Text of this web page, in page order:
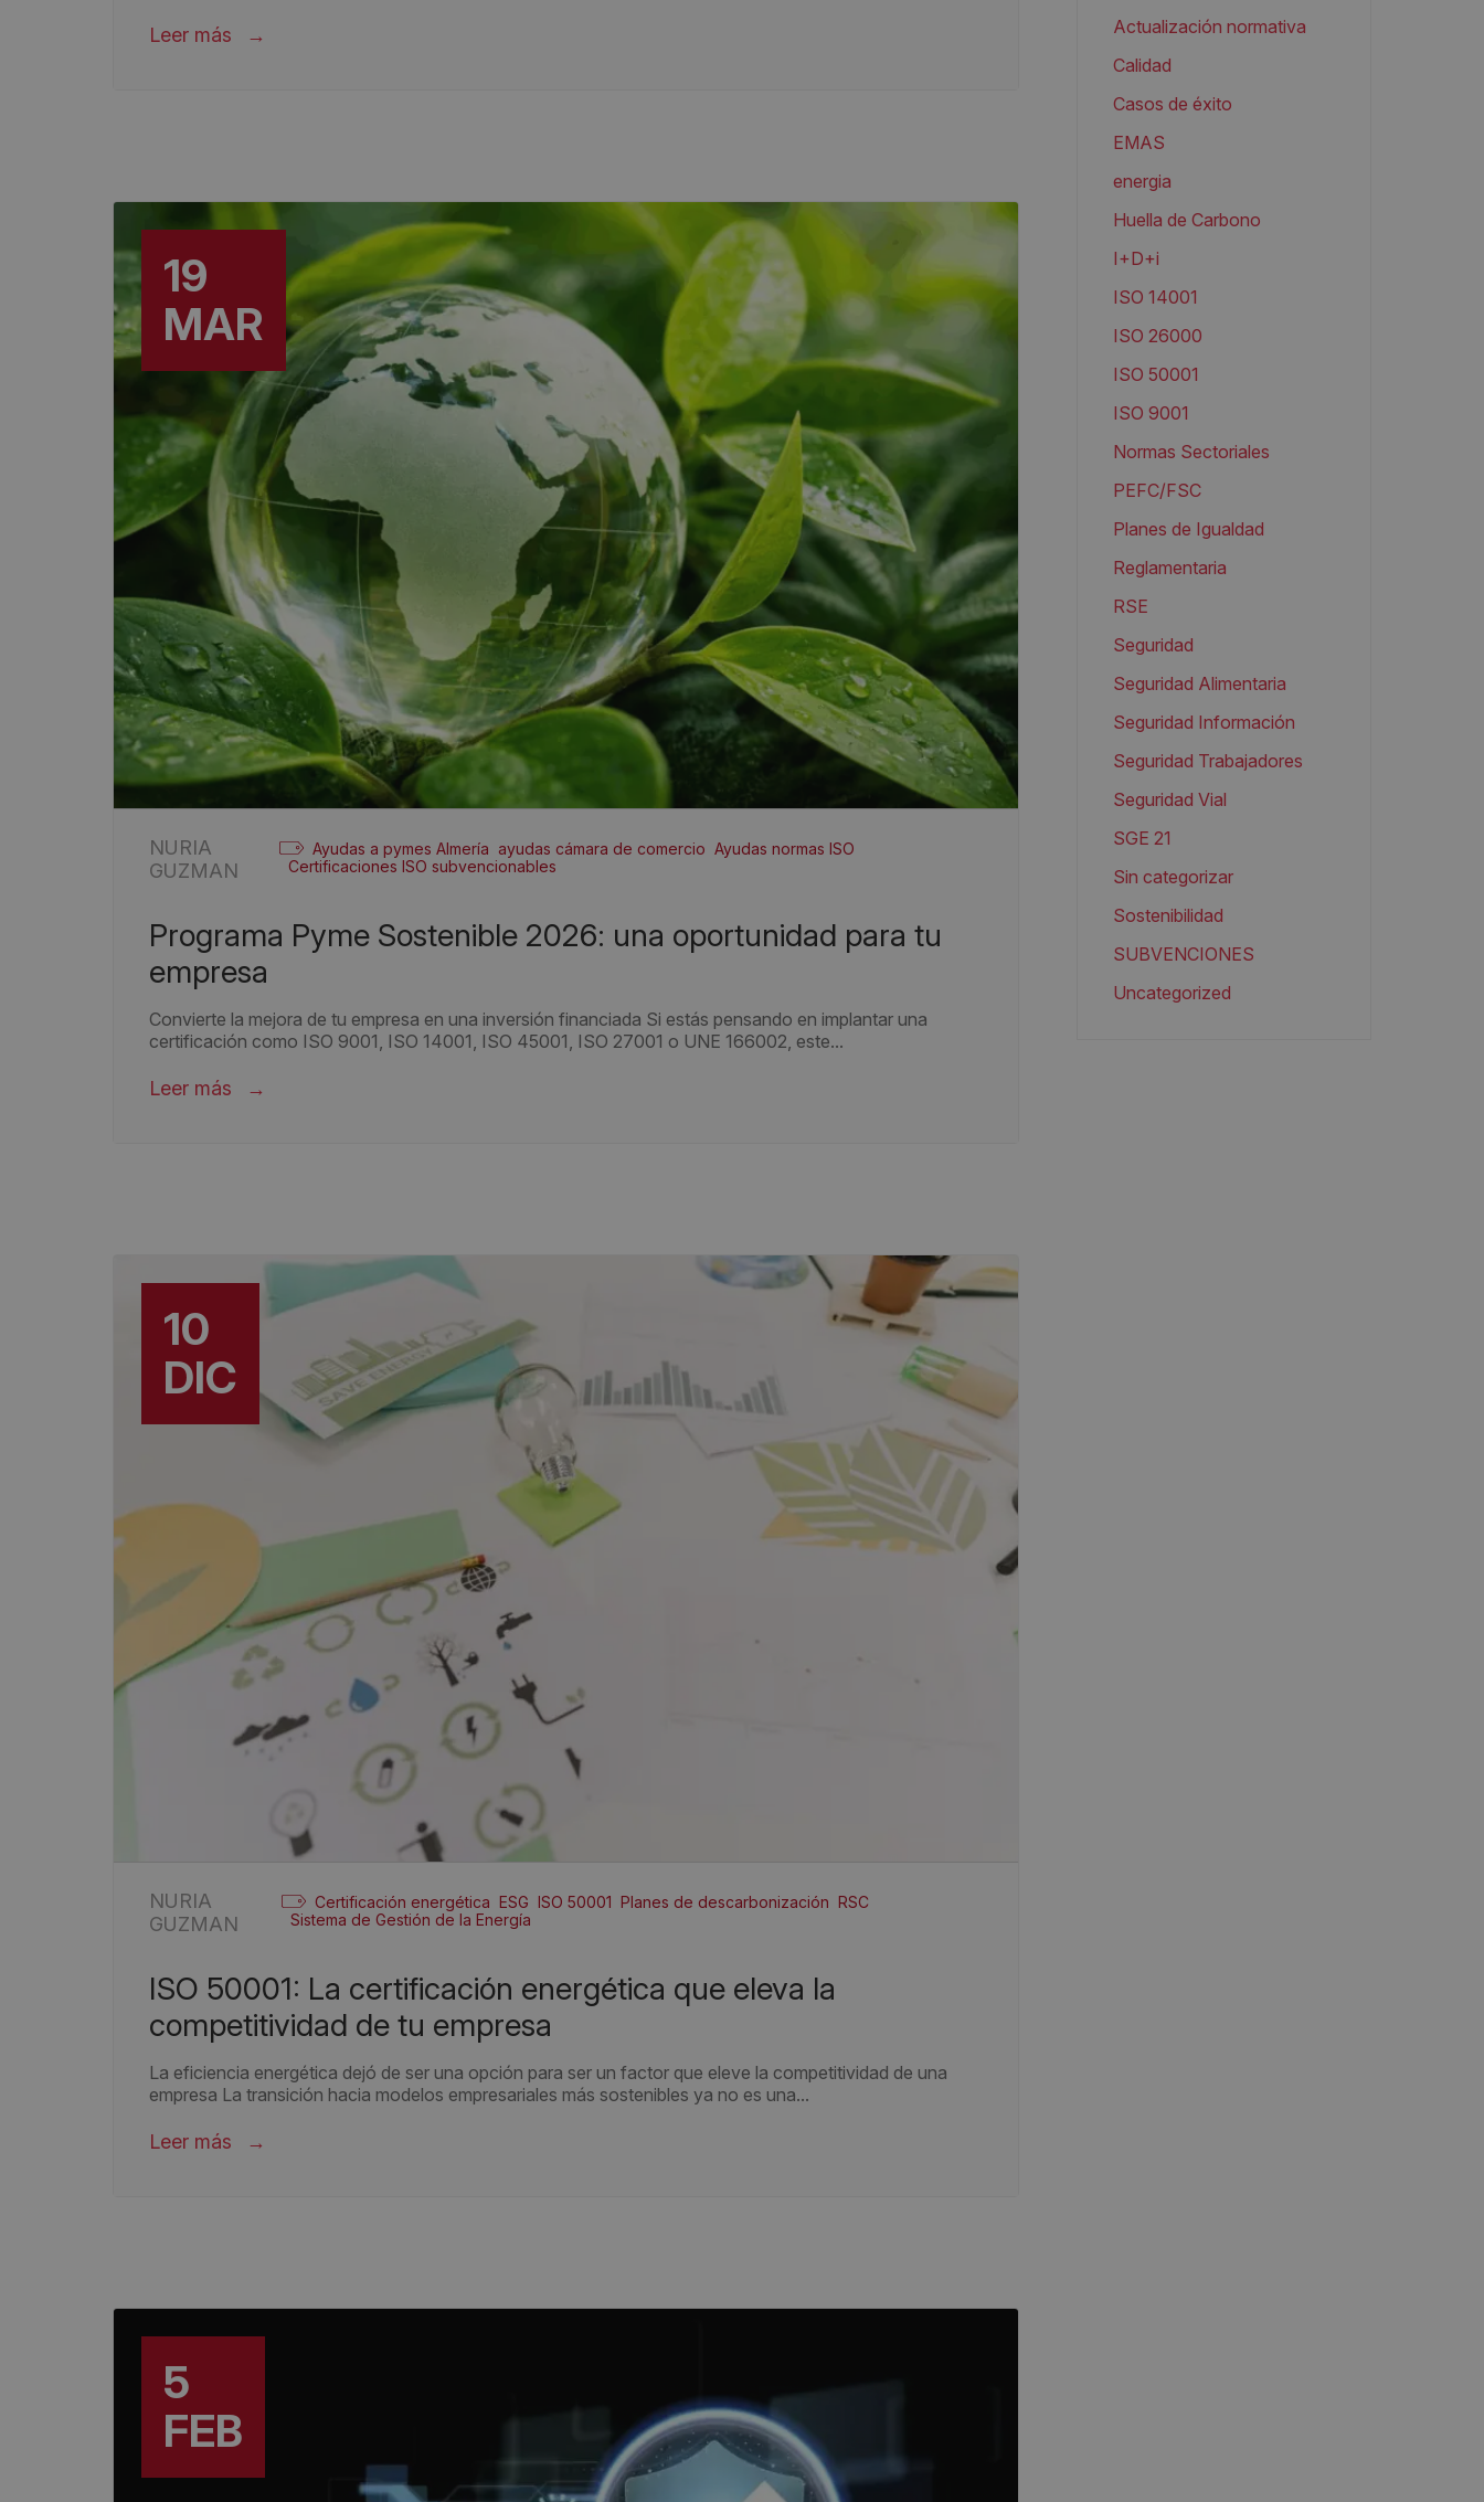
Leer más
19
MAR
NURIA
GUZMAN
Ayudas a pymes Almería ayudas cámara de comercio Ayudas normas ISO
Certificaciones ISO subvencionables
Programa Pyme Sostenible 2026: una oportunidad para tu
empresa
Convierte la mejora de tu empresa en una inversión financiada Si estás pensando en implantar una
certificación como ISO 9001, ISO 14001, ISO 45001, ISO 27001 o UNE 166002, este...
Leer más
10
DIC
NURIA
GUZMAN
Certificación energética ESG ISO 50001 Planes de descarbonización RSC
Sistema de Gestión de la Energía
ISO 50001: La certificación energética que eleva la
competitividad de tu empresa
La eficiencia energética dejó de ser una opción para ser un factor que eleve la competitividad de una
empresa La transición hacia modelos empresariales más sostenibles ya no es una...
Leer más
5
FEB
Actualización normativa
Calidad
Casos de éxito
EMAS
energia
Huella de Carbono
I+D+i
ISO 14001
ISO 26000
ISO 50001
ISO 9001
Normas Sectoriales
PEFC/FSC
Planes de Igualdad
Reglamentaria
RSE
Seguridad
Seguridad Alimentaria
Seguridad Información
Seguridad Trabajadores
Seguridad Vial
SGE 21
Sin categorizar
Sostenibilidad
SUBVENCIONES
Uncategorized